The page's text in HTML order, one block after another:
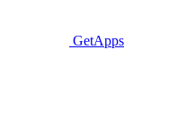
GetApps